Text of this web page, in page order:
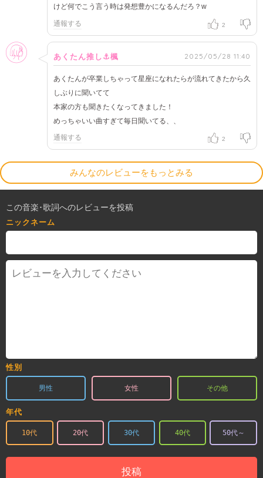
けど何でこう言う時は発想豊かになるんだろ？w
通報する 2
女性
あくたん推し⚓楓 2025/05/28 11:40
あくたんが卒業しちゃって星座になれたらが流れてきたから久
しぶりに聞いてて
本家の方も聞きたくなってきました！
めっちゃいい曲すぎて毎日聞いてる、、
通報する 2
みんなのレビューをもっとみる
この音楽･歌詞へのレビューを投稿
ニックネーム
性別
男性 女性 その他
年代
10代 20代 30代 40代 50代～
投稿